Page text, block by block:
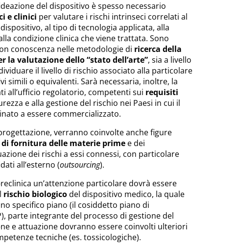
del dispositivo è spesso necessario
e clinici per valutare i rischi intrinseci correlati al
al tipo di tecnologia applicata, alla
condizione clinica che viene trattata. Sono
conoscenza nelle metodologie di ricerca della
la valutazione dello “stato dell’arte”, sia a livello
il livello di rischio associato alla particolare
simili o equivalenti. Sarà necessaria, inoltre, la
all’ufficio regolatorio, competenti sui requisiti
e alla gestione del rischio nei Paesi in cui il
a essere commercializzato.
verranno coinvolte anche figure
di fornitura delle materie prime e dei
dei rischi a essi connessi, con particolare
all’esterno (outsourcing).
un’attenzione particolare dovrà essere
rischio biologicodel dispositivo medico, la quale
specifico piano (il cosiddetto piano di
parte integrante del processo di gestione del
e attuazione dovranno essere coinvolti ulteriori
tecniche (es. tossicologiche).